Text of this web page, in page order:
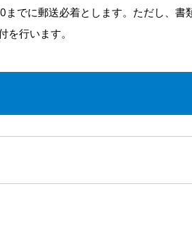
でに郵送必着とします。ただし、書
行います。